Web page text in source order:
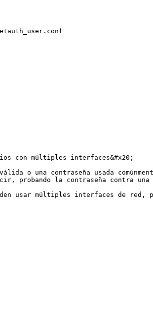
con múltiples interfaces&#x20;
válida o una contraseña usada
probando la contraseña contra
usar múltiples interfaces de